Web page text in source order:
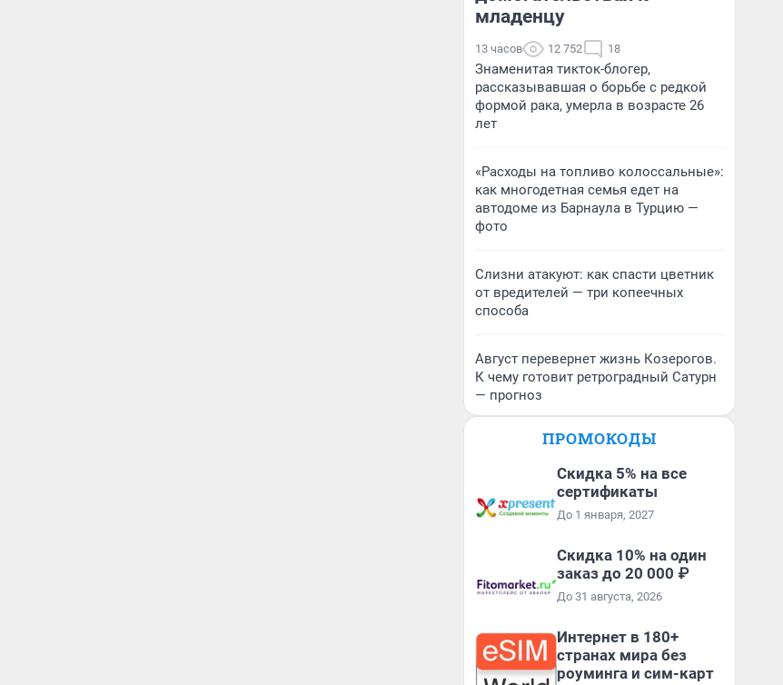
младенцу
13 часов 12 752 18
Знаменитая тикток-блогер,
рассказывавшая о борьбе с редкой
формой рака, умерла в возрасте 26
лет
«Расходы на топливо колоссальные»:
как многодетная семья едет на
автодоме из Барнаула в Турцию —
фото
Слизни атакуют: как спасти цветник
от вредителей — три копеечных
способа
Август перевернет жизнь Козерогов.
К чему готовит ретроградный Сатурн
— прогноз
ПРОМОКОДЫ
Скидка 5% на все
сертификаты
До 1 января, 2027
Скидка 10% на один
заказ до 20 000 ₽
До 31 августа, 2026
Интернет в 180+
странах мира без
роуминга и сим-карт